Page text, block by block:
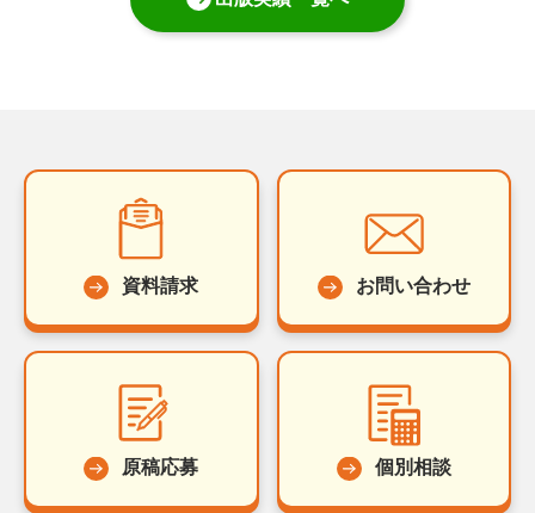
資料請求 お問い合わせ
原稿応募 個別相談